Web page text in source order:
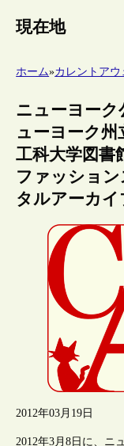
現在地
ホーム»カレントアウ
ニューヨーク
ューヨーク
工科大学図書
ファッショ
タルアーカイ
2012年03月19日
2012年3月8日に、ニ